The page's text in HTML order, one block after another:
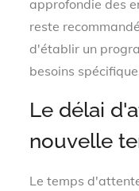
approfondie des
reste
d'établir un
besoins
Le délai
nouvelle
Le temps